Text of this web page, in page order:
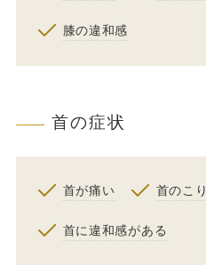
膝の違和感
首の症状
首が痛い 首のこり
首に違和感がある